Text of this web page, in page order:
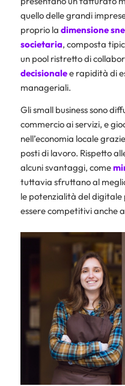
quello delle grandi
proprio la dimensione
societaria, composta
un pool ristretto di
decisionalee rapidità di
manageriali.
Gli small business sono
commercio ai servizi, e
nell’economia locale
posti di lavoro. Rispetto
alcuni svantaggi, come
tuttavia sfruttano al
le potenzialità del digitale
essere competitivi anche